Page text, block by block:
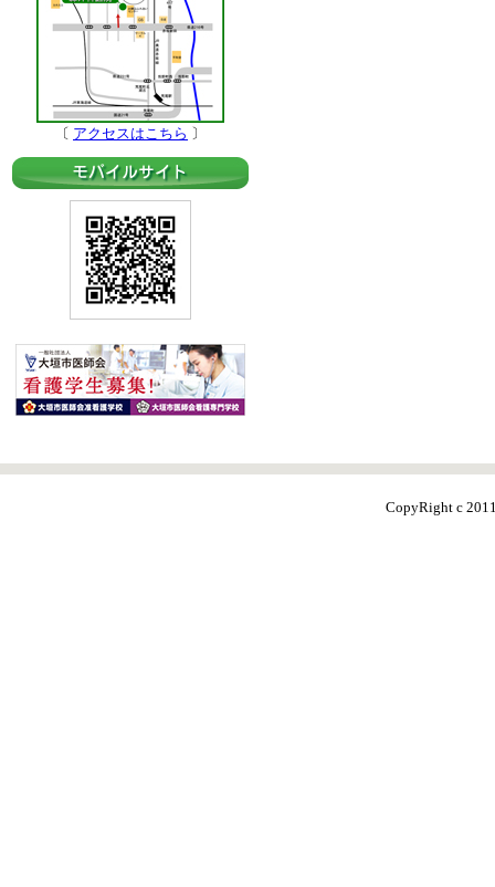
〔 アクセスはこちら 〕
CopyRight c